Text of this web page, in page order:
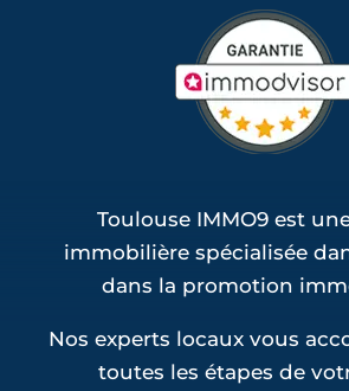
Toulouse IMMO9 est
immobilière spécialisée
dans la promotion
Nos experts locaux vous
toutes les étapes de